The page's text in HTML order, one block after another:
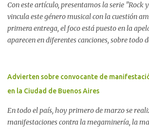
Movimiento Antinuclear de Chubut (MACH)
Rodríguez Pardo, como una lección de
territorial frente a las imposiciones de la
globalizada. Dossier N° 3 "La crisis nuclear en
Dukal.
Con este artículo, presentamos la serie "Rock
vincula este género musical con la cuestión
primera entrega, el foco está puesto en la
aparecen en diferentes canciones, sobre todo
Carolina Aponte La Madre Tierra se escucha
Rock Nacional.
Advierten sobre convocante de
en la Ciudad de Buenos Aires
En todo el país, hoy primero de marzo se
manifestaciones contra la megaminería, la